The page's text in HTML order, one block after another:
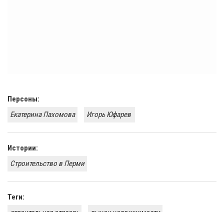
Персоны:
Екатерина Пахомова
Игорь Юфарев​ ​
Истории:
Строительство в Перми
Теги: